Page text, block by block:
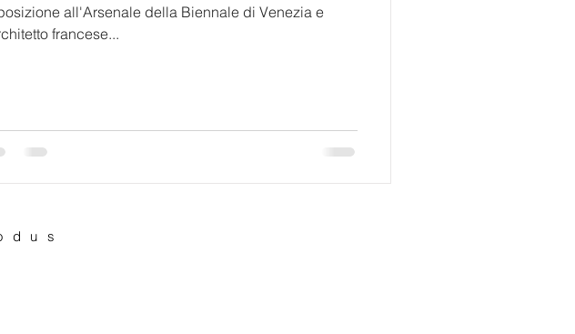
all'Arsenale della Biennale di Venezia e
francese...